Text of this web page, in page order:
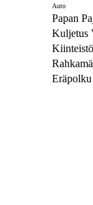
Auto
Papan
Kuljetus